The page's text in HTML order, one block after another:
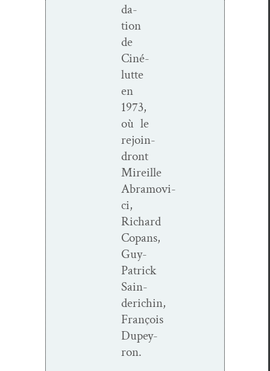
da­
tion
de
Ciné­
lutte
en
1973,
où le
rejoin­
dront
Mireille
Abramovi­
ci,
Richard
Copans,
Guy-
Patrick
Sain­
derichin,
François
Dupey­
ron.